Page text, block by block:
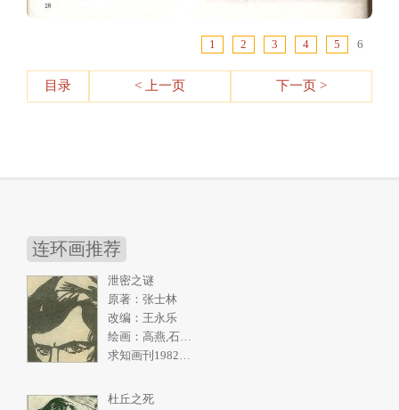
1 2 3 4 5 6
目录 < 上一页 下一页 >
连环画推荐
泄密之谜
原著：张士林
改编：王永乐
杜丘之死